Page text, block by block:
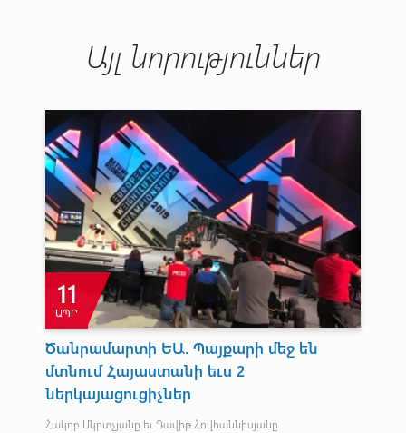
Այլ նորություններ
11
ԱՊՐ
Ծանրամարտի ԵԱ. Պայքարի մեջ են
մտնում Հայաստանի եւս 2
ներկայացուցիչներ
Հակոբ Մկրտչյանը եւ Դավիթ Հովհաննիսյանը